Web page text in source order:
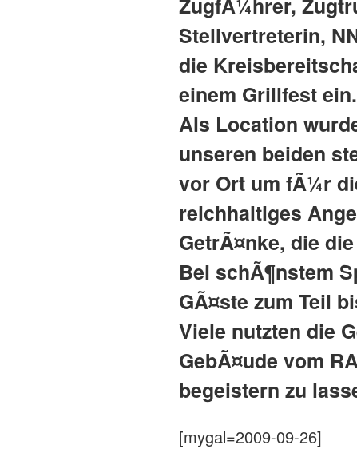
Stellvertreterin,
die
einem Grillfest ein.
Als Location
unseren beiden
vor Ort um fÃ¼r
reichhaltiges
GetrÃ¤nke, die
Bei schÃ¶nstem
GÃ¤ste zum Teil
Viele nutzten die
GebÃ¤ude vom
begeistern zu
[mygal=2009-09-26]